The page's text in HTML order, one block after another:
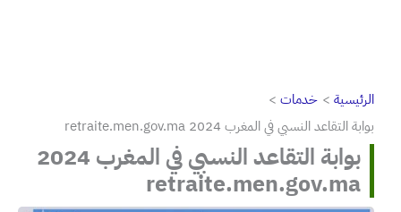
الرئيسية
خدمات
بوابة التقاعد النسبي في المغرب 2024 retraite.men.gov.ma
بوابة التقاعد النسبي في المغرب 2024
retraite.men.gov.ma